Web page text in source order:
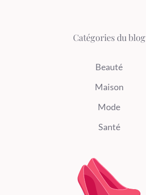
Catégories du blog
Beauté
Maison
Mode
Santé